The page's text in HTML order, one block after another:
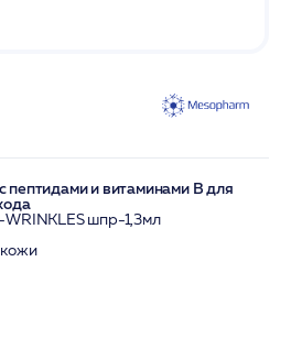
пептидами и витаминами B для
шпр-1,3мл